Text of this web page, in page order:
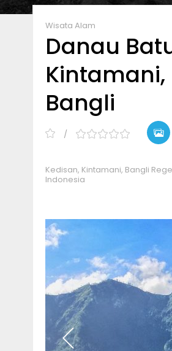
Wisata Alam
Danau
Kintamani,
Bangli
Kedisan, Kintamani, Bangli
Indonesia